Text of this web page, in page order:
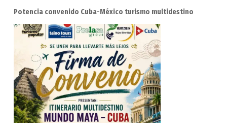
Potencia convenido Cuba-México turismo multidestino